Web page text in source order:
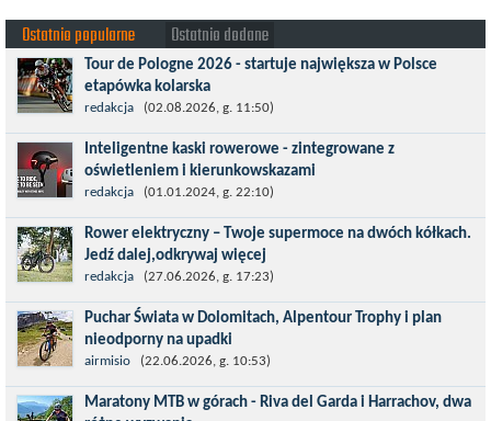
Ostatnio popularne Ostatnio dodane
Tour de Pologne 2026 - startuje największa w Polsce
etapówka kolarska
Tour de Pologne 2026 to jedno z najbardziej prestiżowych
wydarzeń sportowych w Polsce. wyścig zaliczany po raz 22. do
prestiżowego cyklu UCI World...
redakcja (02.08.2026, g. 11:50)
Inteligentne kaski rowerowe - zintegrowane z
oświetleniem i kierunkowskazami
Temat bezpieczeństwa jazdy wchodzi na nowy poziom. Do tej
pory kask było odpowiedzialny przede wszystkim za
bezpieczeństwo rowerzysty, ochronę...
redakcja (01.01.2024, g. 22:10)
Rower elektryczny – Twoje supermoce na dwóch kółkach.
Jedź dalej,odkrywaj więcej
Marzenia o dalekich podróżach bez ogromnego zmęczenia stają
się rzeczywistością dzięki nowoczesnym technologiom ukrytym
w jednośladach....
redakcja (27.06.2026, g. 17:23)
Puchar Świata w Dolomitach, Alpentour Trophy i plan
nieodporny na upadki
Czerwiec w moim planie oznaczał wejście w najbardziej
wymagający etap i cel pierwszej części sezonu: Puchar Świata w
maratonie MTB w Dolomitach...
airmisio (22.06.2026, g. 10:53)
Maratony MTB w górach - Riva del Garda i Harrachov, dwa